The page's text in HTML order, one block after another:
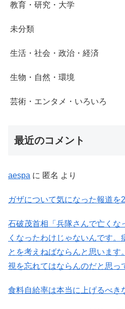
教育・研究・大学
未分類
生活・社会・政治・経済
生物・自然・環境
芸術・エンタメ・いろいろ
最近のコメント
aespa に 匿名 より
ガザについて気になった報道を
石破茂首相「兵隊さんで亡くな
くなったわけじゃないんです。
とを考えねばならんと思います
視を忘れてはならんのだと思っ
食料自給率は本当に上げるべき